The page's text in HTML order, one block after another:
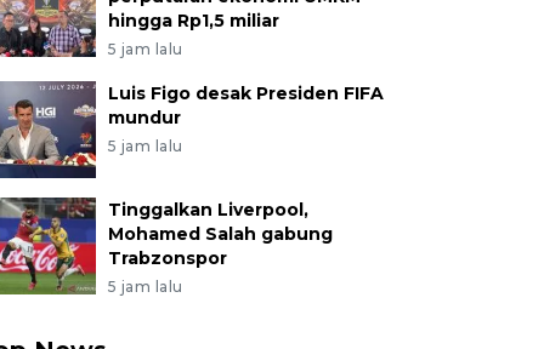
hingga Rp1,5 miliar
5 jam lalu
Luis Figo desak Presiden FIFA
mundur
5 jam lalu
Tinggalkan Liverpool,
Mohamed Salah gabung
Trabzonspor
5 jam lalu